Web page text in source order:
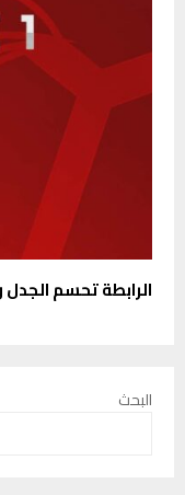
الرابطة تحسم
البحث